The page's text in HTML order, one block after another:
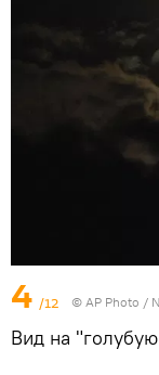
4 /12 © AP Photo /
Вид на